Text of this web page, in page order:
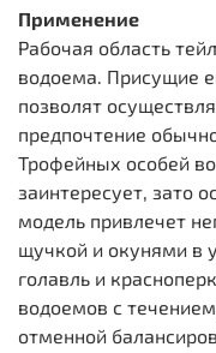
Применение
Рабочая область
водоема. Присущие
позволят
предпочтение
Трофейных особей
заинтересует, зато
модель привлечет
щучкой и окунями в
голавль и
водоемов с
отменной